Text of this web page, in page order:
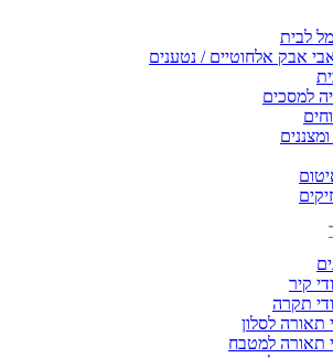
לבית
אבק אלחוטיים / נטענים
למסכים
קיר
תקרה
תאורה לסלון
תאורה למטבח